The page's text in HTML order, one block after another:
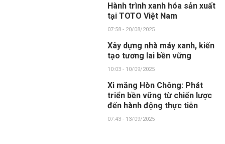
Hành trình xanh hóa sản xuất
tại TOTO Việt Nam
07:58 - 20/08/2025
Xây dựng nhà máy xanh, kiến
tạo tương lai bền vững
10:03 - 10/09/2025
Xi măng Hòn Chông: Phát
triển bền vững từ chiến lược
đến hành động thực tiễn
07:43 - 13/09/2025